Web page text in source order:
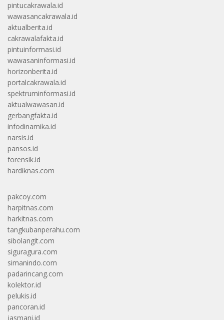
pintucakrawala.id
wawasancakrawala.id
aktualberita.id
cakrawalafakta.id
pintuinformasi.id
wawasaninformasi.id
horizonberita.id
portalcakrawala.id
spektruminformasi.id
aktualwawasan.id
gerbangfakta.id
infodinamika.id
narsis.id
pansos.id
forensik.id
hardiknas.com
pakcoy.com
harpitnas.com
harkitnas.com
tangkubanperahu.com
sibolangit.com
siguragura.com
simanindo.com
padarincang.com
kolektor.id
pelukis.id
pancoran.id
jasmani.id